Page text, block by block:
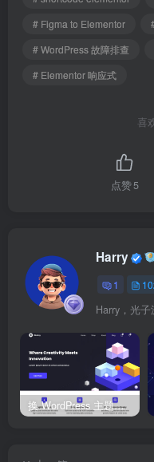
# Figma to Elementor
# WordPress 故障排查
# Elementor 响应式
喜
点赞5
Harry
1
换 WordPress 主题前先看这份清单：Kadence、Blocksy Pro 与 WoodMart 的实操配置教程